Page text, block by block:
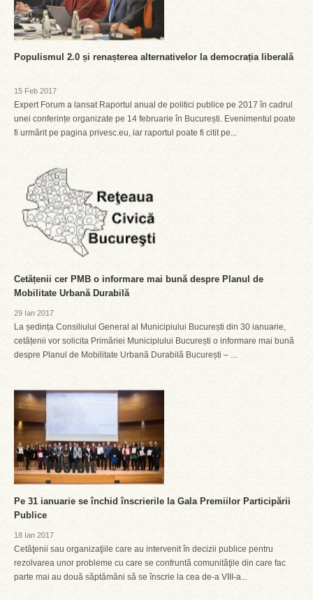
Populismul 2.0 și renașterea alternativelor la democrația liberală
15 Feb 2017
Expert Forum a lansat Raportul anual de politici publice pe 2017 în cadrul
unei conferințe organizate pe 14 februarie în București. Evenimentul poate
fi urmărit pe pagina privesc.eu, iar raportul poate fi citit pe...
Cetățenii cer PMB o informare mai bună despre Planul de
Mobilitate Urbană Durabilă
29 Ian 2017
La ședința Consiliului General al Municipiului București din 30 ianuarie,
cetățenii vor solicita Primăriei Municipiului București o informare mai bună
despre Planul de Mobilitate Urbană Durabilă București – ...
Pe 31 ianuarie se închid înscrierile la Gala Premiilor Participării
Publice
18 Ian 2017
Cetăţenii sau organizaţiile care au intervenit în decizii publice pentru
rezolvarea unor probleme cu care se confruntă comunităţile din care fac
parte mai au două săptămâni să se înscrie la cea de-a VIII-a...